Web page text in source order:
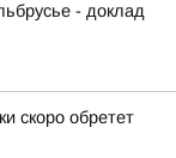
- доклад
скоро обретет